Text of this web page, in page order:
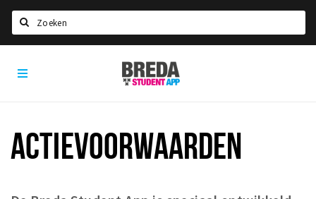
HOME
Voel je thuis in Breda | GoodMood
Studentenverenigingen
Breda
Student
ACTIEVOORWAARDEN